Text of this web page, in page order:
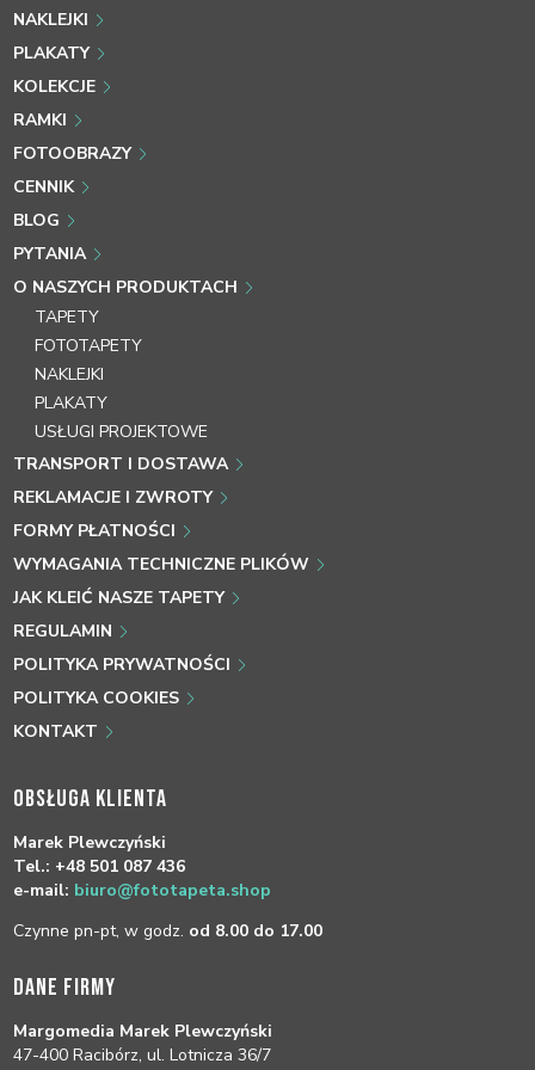
NAKLEJKI
PLAKATY
KOLEKCJE
RAMKI
FOTOOBRAZY
CENNIK
BLOG
PYTANIA
O NASZYCH PRODUKTACH
TAPETY
FOTOTAPETY
NAKLEJKI
PLAKATY
USŁUGI PROJEKTOWE
TRANSPORT I DOSTAWA
REKLAMACJE I ZWROTY
FORMY PŁATNOŚCI
WYMAGANIA TECHNICZNE PLIKÓW
JAK KLEIĆ NASZE TAPETY
REGULAMIN
POLITYKA PRYWATNOŚCI
POLITYKA COOKIES
KONTAKT
OBSŁUGA KLIENTA
Marek Plewczyński
Tel.: +48 501 087 436
e-mail: biuro@fototapeta.shop
Czynne pn-pt, w godz. od 8.00 do 17.00
DANE FIRMY
Margomedia Marek Plewczyński
47-400 Racibórz, ul. Lotnicza 36/7